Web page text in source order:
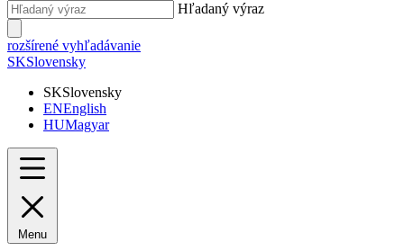
Hľadaný výraz
rozšírené vyhľadávanie
SKSlovensky
SKSlovensky
ENEnglish
HUMagyar
Menu